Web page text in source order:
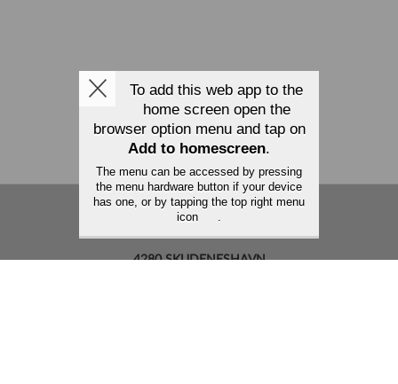
HAVN HOTELL OG RESTAURANT AS
TORGET 6
4280 SKUDENESHAVN
To add this web app to the
home screen open the
browser option menu and tap on
Add to homescreen.
The menu can be accessed by pressing
the menu hardware button if your device
has one, or by tapping the top right menu
icon
.